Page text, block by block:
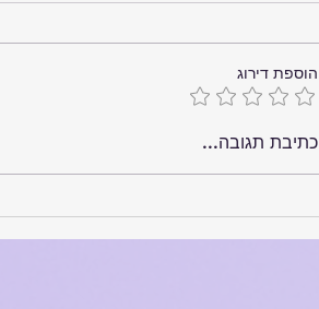
תקשורת מקרבת יכולה גם
הוספת דירוג
כתיבת תגובה...